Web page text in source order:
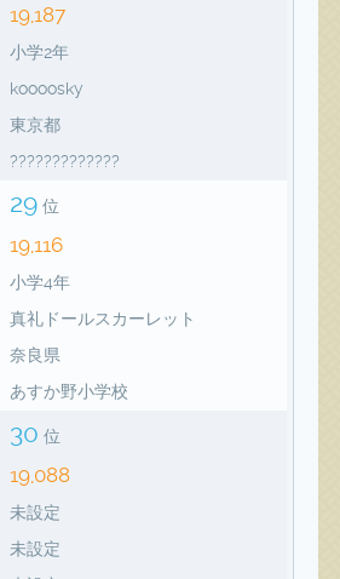
19,187
小学2年
koooosky
東京都
?????????????
29 位
19,116
小学4年
真礼ドールスカーレット
奈良県
あすか野小学校
30 位
19,088
未設定
未設定